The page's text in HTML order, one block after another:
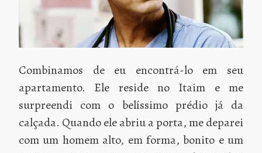
Combinamos de eu encontrá-lo em seu
apartamento. Ele reside no Itaim e me
surpreendi com o belíssimo prédio já da
calçada. Quando ele abriu a porta, me deparei
com um homem alto, em forma, bonito e um